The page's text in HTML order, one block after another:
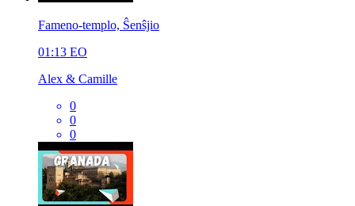
Fameno-templo, Ŝenŝjio
01:13 EO
Alex & Camille
0
0
0